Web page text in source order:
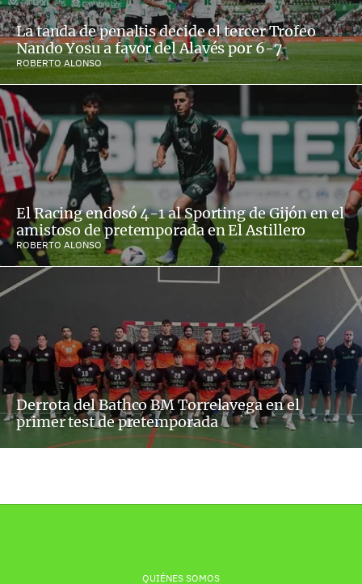
La tanda de penaltis decide el tercer Trofeo
Nando Yosu a favor del Alavés por 6-7
ROBERTO ALONSO
El Racing endosó 4-1 al Sporting de Gijón en el
amistoso de pretemporada en El Astillero
ROBERTO ALONSO
Derrota del Bathco BM Torrelavega en el
primer test de pretemporada
QUIÉNES SOMOS